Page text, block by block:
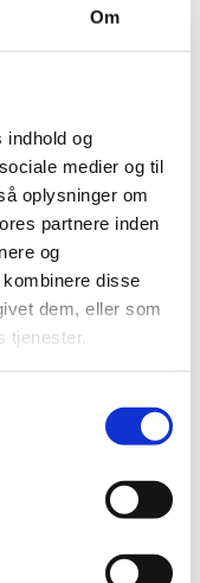
Om
indhold og
medier og til
oplysninger om
partnere inden
og
disse
dem, eller som
tjenester.
of PULS